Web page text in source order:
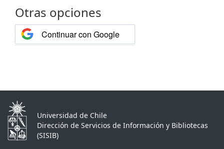
Otras opciones
Continuar con Google
Universidad de Chile
Dirección de Servicios de Información y Bibliotecas
(SISIB)